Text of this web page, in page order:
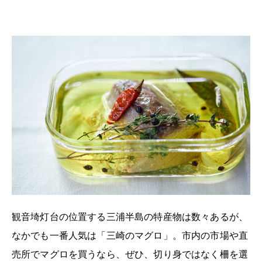
観音埼灯台の位置する三浦半島の特産物は数々あるが、
なかでも一番人気は「三崎のマグロ」。市内の市場や直
売所でマグロを買うなら、ぜひ、切り身ではなく柵を選